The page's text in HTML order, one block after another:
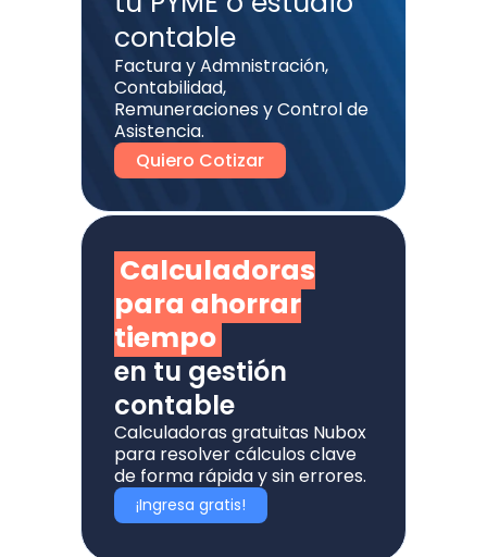
Calculadoras
para ahorrar
tiempo
en tu gestión
contable
Calculadoras gratuitas Nubox
para resolver cálculos clave
de forma rápida y sin errores.
¡Ingresa gratis!
contable
Factura y Admnistración,
Contabilidad,
Remuneraciones y Control de
Asistencia.
Quiero Cotizar